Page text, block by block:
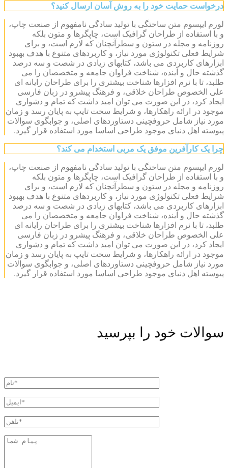
درخواست حمایت خود را به روش آسان ارسال کنید؟
لورم ایپسوم متن ساختگی با تولید سادگی نامفهوم از صنعت چاپ،
و با استفاده از طراحان گرافیک است، چاپگرها و متون بلکه
روزنامه و مجله در ستون و سطرآنچنان که لازم است، و برای
شرایط فعلی تکنولوژی مورد نیاز، و کاربردهای متنوع با هدف بهبود
ابزارهای کاربردی می باشد، کتابهای زیادی در شصت و سه درصد
گذشته حال و آینده، شناخت فراوان جامعه و متخصصان را می
طلبد، تا با نرم افزارها شناخت بیشتری را برای طراحان رایانه ای
علی الخصوص طراحان خلاقی، و فرهنگ پیشرو در زبان فارسی
ایجاد کرد، در این صورت می توان امید داشت که تمام و دشواری
موجود در ارائه راهکارها، و شرایط سخت تایپ به پایان رسد و زمان
مورد نیاز شامل حروفچینی دستاوردهای اصلی، و جوابگوی سوالات
پیوسته اهل دنیای موجود طراحی اساسا مورد استفاده قرار گیرد.
چرا یک کارآفرین موفق یک مربی استخدام می کند؟
لورم ایپسوم متن ساختگی با تولید سادگی نامفهوم از صنعت چاپ،
و با استفاده از طراحان گرافیک است، چاپگرها و متون بلکه
روزنامه و مجله در ستون و سطرآنچنان که لازم است، و برای
شرایط فعلی تکنولوژی مورد نیاز، و کاربردهای متنوع با هدف بهبود
ابزارهای کاربردی می باشد، کتابهای زیادی در شصت و سه درصد
گذشته حال و آینده، شناخت فراوان جامعه و متخصصان را می
طلبد، تا با نرم افزارها شناخت بیشتری را برای طراحان رایانه ای
علی الخصوص طراحان خلاقی، و فرهنگ پیشرو در زبان فارسی
ایجاد کرد، در این صورت می توان امید داشت که تمام و دشواری
موجود در ارائه راهکارها، و شرایط سخت تایپ به پایان رسد و زمان
مورد نیاز شامل حروفچینی دستاوردهای اصلی، و جوابگوی سوالات
پیوسته اهل دنیای موجود طراحی اساسا مورد استفاده قرار گیرد.
سوالات خود را بپرسید